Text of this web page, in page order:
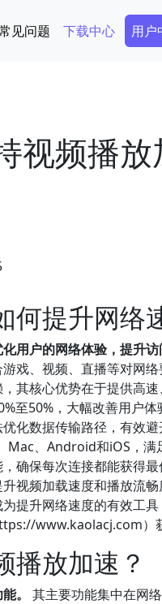
见问题 下载中心 用户
视频播放
何提升网络
用户的网络体验，提升访
戏、视频、直播等对网
其核心优势在于提供高
至50%，大幅改善用户
化数据传输路径，有效
、Android和iOS，满
确保每次连接都能获得
视频加载速度和播放流
提升网络速度的有效工
www.kaolacj.com）
播放加速？
。
其主要功能集中在网